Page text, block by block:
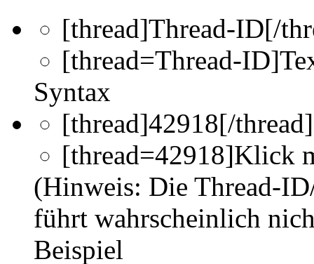
[thread]Thread-ID[/
[thread=Thread-ID]
Syntax
[thread]42918[/thread]
[thread=42918]Klick
(Hinweis: Die Thread-
führt wahrscheinlich
Beispiel